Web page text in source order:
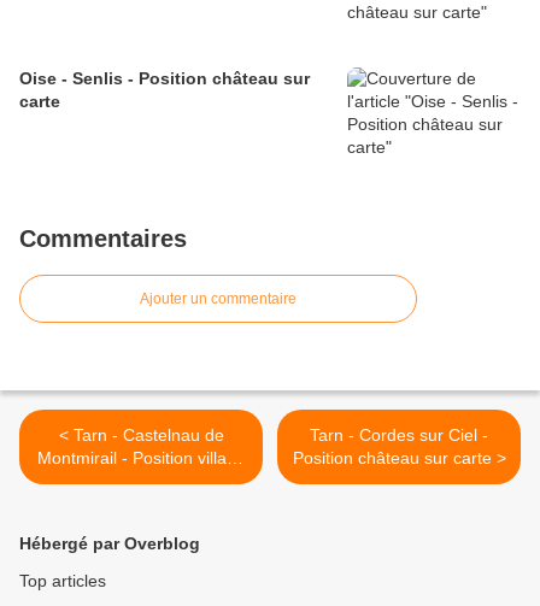
Oise - Senlis - Position château sur
carte
Commentaires
Ajouter un commentaire
< Tarn - Castelnau de
Montmirail - Position village
fortifié sur carte
Tarn - Cordes sur Ciel -
Position château sur carte >
Hébergé par Overblog
Top articles